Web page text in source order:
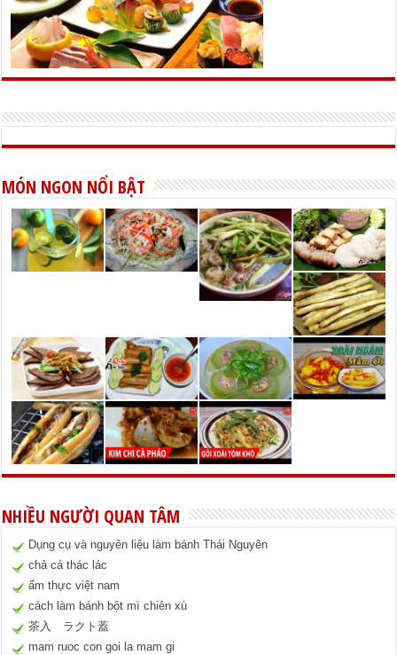
MÓN NGON NỔI BẬT
NHIỀU NGƯỜI QUAN TÂM
Dụng cụ và nguyên liệu làm bánh Thái Nguyên
chả cá thác lác
ẩm thực việt nam
cách làm bánh bột mì chiên xù
茶入 ラクト蓋
mam ruoc con goi la mam gi